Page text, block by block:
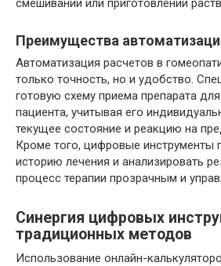
смешивании или приготовлении
Преимущества
Автоматизация расчетов в
только точность, но и удобство.
готовую схему приема препарата
пациента, учитывая его
текущее состояние и реакцию на
Кроме того, цифровые инструменты
историю лечения и анализировать
процесс терапии прозрачным и
Синергия цифровых
традиционных методов
Использование онлайн-